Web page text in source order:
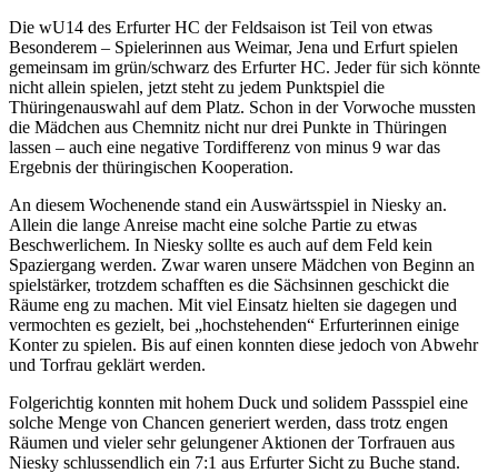
Die wU14 des Erfurter HC der Feldsaison ist Teil von etwas
Besonderem – Spielerinnen aus Weimar, Jena und Erfurt spielen
gemeinsam im grün/schwarz des Erfurter HC. Jeder für sich könnte
nicht allein spielen, jetzt steht zu jedem Punktspiel die
Thüringenauswahl auf dem Platz. Schon in der Vorwoche mussten
die Mädchen aus Chemnitz nicht nur drei Punkte in Thüringen
lassen – auch eine negative Tordifferenz von minus 9 war das
Ergebnis der thüringischen Kooperation.
An diesem Wochenende stand ein Auswärtsspiel in Niesky an.
Allein die lange Anreise macht eine solche Partie zu etwas
Beschwerlichem. In Niesky sollte es auch auf dem Feld kein
Spaziergang werden. Zwar waren unsere Mädchen von Beginn an
spielstärker, trotzdem schafften es die Sächsinnen geschickt die
Räume eng zu machen. Mit viel Einsatz hielten sie dagegen und
vermochten es gezielt, bei „hochstehenden“ Erfurterinnen einige
Konter zu spielen. Bis auf einen konnten diese jedoch von Abwehr
und Torfrau geklärt werden.
Folgerichtig konnten mit hohem Duck und solidem Passspiel eine
solche Menge von Chancen generiert werden, dass trotz engen
Räumen und vieler sehr gelungener Aktionen der Torfrauen aus
Niesky schlussendlich ein 7:1 aus Erfurter Sicht zu Buche stand.